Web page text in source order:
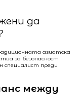
да
азиатска
за безопасност
специалист преди
между